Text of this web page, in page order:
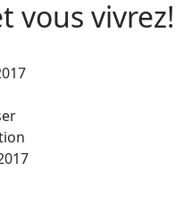
vous vivrez!